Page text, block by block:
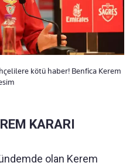
kötü haber! Benfica Kerem
KARARI
olan Kerem